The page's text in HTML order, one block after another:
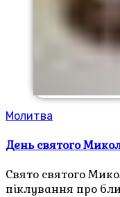
Молитва
День святого
Свято святого
піклування про